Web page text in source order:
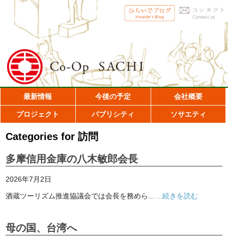
最新情報 今後の予定 会社概要
プロジェクト パブリシティ ソサエティ
Categories for 訪問
多摩信用金庫の八木敏郎会長
2026年7月2日
酒蔵ツーリズム推進協議会では会長を務めら... ...続きを読む
母の国、台湾へ